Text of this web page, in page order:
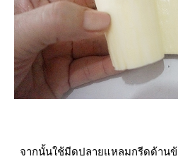
จากนั้นใช้มีดปลายแหลมกรีดด้าน